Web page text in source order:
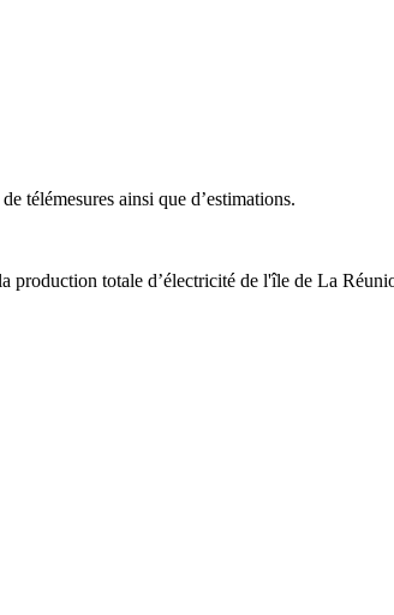
télémesures ainsi que d’estimations.
production totale d’électricité de l'île de La